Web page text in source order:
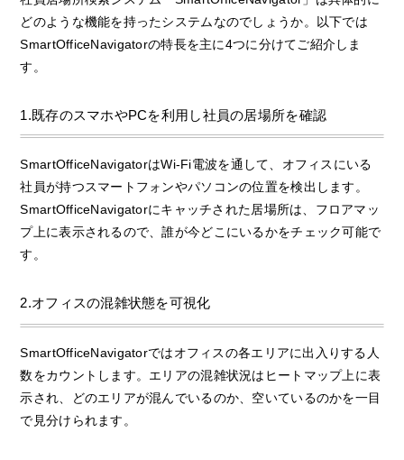
どのような機能を持ったシステムなのでしょうか。以下では
SmartOfficeNavigatorの特長を主に4つに分けてご紹介しま
す。
1.既存のスマホやPCを利用し社員の居場所を確認
SmartOfficeNavigatorはWi-Fi電波を通して、オフィスにいる
社員が持つスマートフォンやパソコンの位置を検出します。
SmartOfficeNavigatorにキャッチされた居場所は、フロアマッ
プ上に表示されるので、誰が今どこにいるかをチェック可能で
す。
2.オフィスの混雑状態を可視化
SmartOfficeNavigatorではオフィスの各エリアに出入りする人
数をカウントします。エリアの混雑状況はヒートマップ上に表
示され、どのエリアが混んでいるのか、空いているのかを一目
で見分けられます。